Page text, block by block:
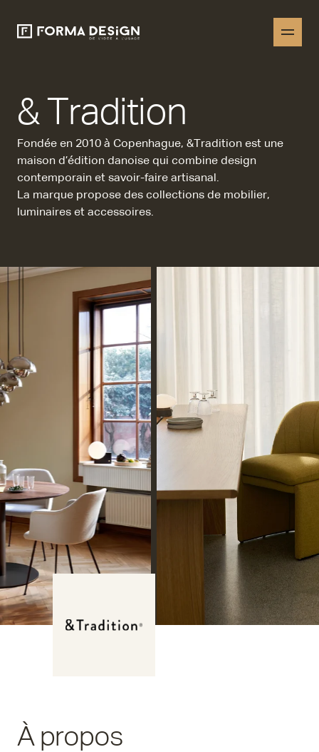
& Tradition
Fondée en 2010 à Copenhague, &Tradition est une
maison d’édition danoise qui combine design
contemporain et savoir-faire artisanal.
La marque propose des collections de mobilier,
luminaires et accessoires.
À propos